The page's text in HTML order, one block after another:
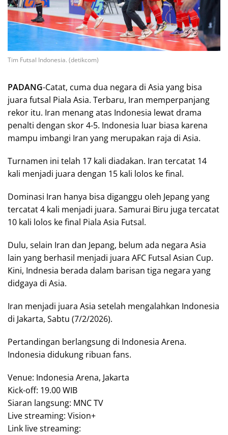
Tim Futsal Indonesia. (detikcom)
PADANG-Catat, cuma dua negara di Asia yang bisa
juara futsal Piala Asia. Terbaru, Iran memperpanjang
rekor itu. Iran menang atas Indonesia lewat drama
penalti dengan skor 4-5. Indonesia luar biasa karena
mampu imbangi Iran yang merupakan raja di Asia.
Turnamen ini telah 17 kali diadakan. Iran tercatat 14
kali menjadi juara dengan 15 kali lolos ke final.
Dominasi Iran hanya bisa diganggu oleh Jepang yang
tercatat 4 kali menjadi juara. Samurai Biru juga tercatat
10 kali lolos ke final Piala Asia Futsal.
Dulu, selain Iran dan Jepang, belum ada negara Asia
lain yang berhasil menjadi juara AFC Futsal Asian Cup.
Kini, Indnesia berada dalam barisan tiga negara yang
didgaya di Asia.
Iran menjadi juara Asia setelah mengalahkan Indonesia
di Jakarta, Sabtu (7/2/2026).
Pertandingan berlangsung di Indonesia Arena.
Indonesia didukung ribuan fans.
Venue: Indonesia Arena, Jakarta
Kick-off: 19.00 WIB
Siaran langsung: MNC TV
Live streaming: Vision+
Link live streaming: